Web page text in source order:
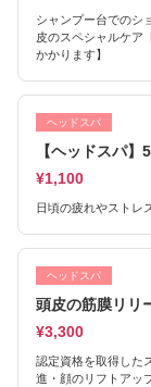
シャンプー台でのシ
皮のスペシャルケア
かかります】
ヘッドスパ
【ヘッドスパ
¥1,100
日頃の疲れやストレ
ヘッドスパ
頭皮の筋膜リリ
¥3,300
認定資格を取得した
進・顔のリフトアッ